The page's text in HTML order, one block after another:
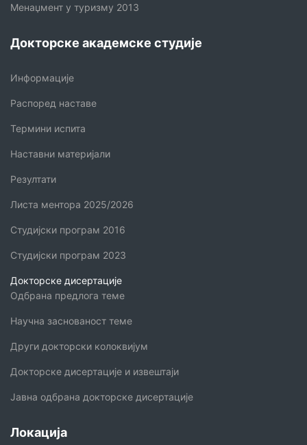
Менаџмент у туризму 2013
Докторске академске студије
Информације
Распоред наставе
Термини испита
Наставни материјали
Резултати
Листа ментора 2025/2026
Студијски програм 2016
Студијски програм 2023
Докторске дисертације
Одбрана предлога теме
Научна заснованост теме
Други докторски колоквијум
Докторске дисертације и извештаји
Јавна одбрана докторске дисертације
Локација